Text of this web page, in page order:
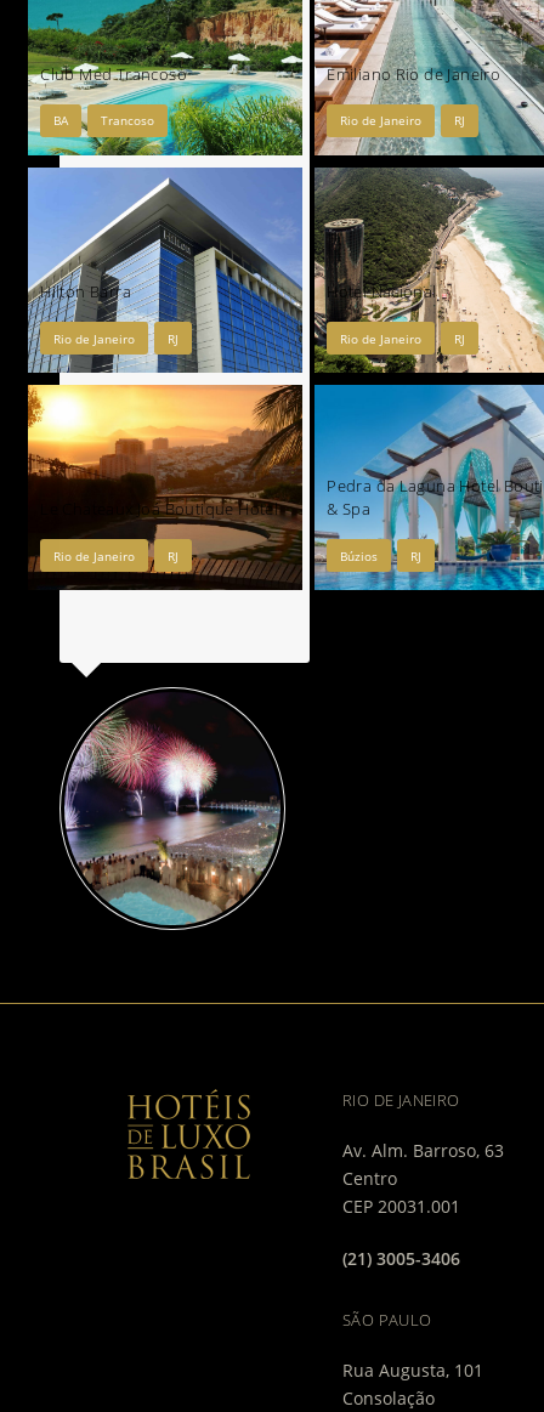
Club Med Trancoso
BA Trancoso
Emiliano Rio de Janeiro
Rio de Janeiro RJ
Hilton Barra
Rio de Janeiro RJ
Hotel Nacional
Rio de Janeiro RJ
Le Chateaux Joá Boutique Hotel
Rio de Janeiro RJ
Pedra da Laguna Hotel
& Spa
Búzios RJ
RIO DE JANEIRO
Av. Alm. Barroso, 63
Centro
CEP 20031.001
(21) 3005-3406
SÃO PAULO
Rua Augusta, 101
Consolação